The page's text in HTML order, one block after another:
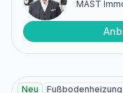
MAST
Neu Fußbodenheizung